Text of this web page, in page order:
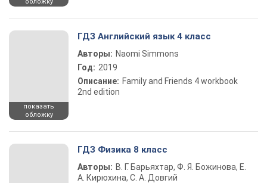
показать
обложку
ГДЗ Английский язык 4 класс
Авторы: Naomi Simmons
Год: 2019
Описание: Family and Friends 4 workbook
2nd edition
ГДЗ Физика 8 класс
Авторы: В. Г. Барьяхтар, Ф. Я. Божинова, Е.
А. Кирюхина, С. А. Довгий